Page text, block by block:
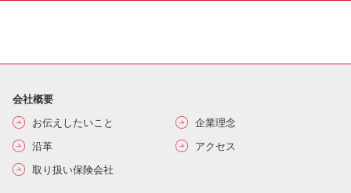
会社概要
お伝えしたいこと
企業理念
沿革
アクセス
取り扱い保険会社